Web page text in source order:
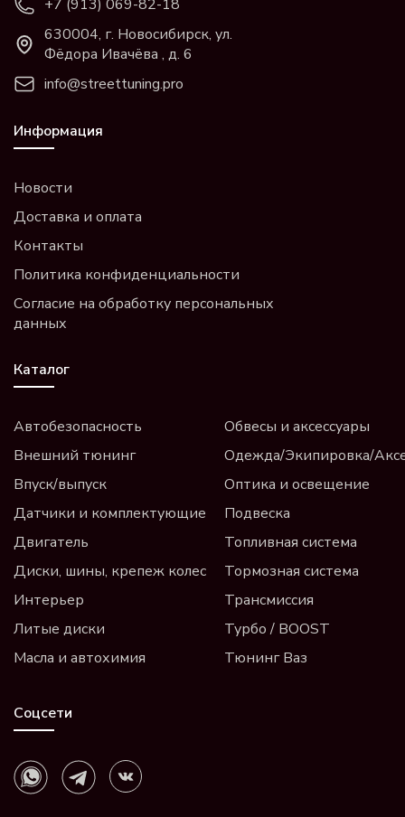
+7 (913) 069-82-18
630004, г. Новосибирск, ул.
Фёдора Ивачёва , д. 6
info@streettuning.pro
Информация
Новости
Доставка и оплата
Контакты
Политика конфиденциальности
Согласие на обработку персональных
данных
Каталог
Автобезопасность
Внешний тюнинг
Впуск/выпуск
Датчики и комплектующие
Двигатель
Диски, шины, крепеж колес
Интерьер
Литые диски
Масла и автохимия
Обвесы и аксессуары
Одежда/Экипировка/
Оптика и освещение
Подвеска
Топливная система
Тормозная система
Трансмиссия
Турбо / BOOST
Тюнинг Ваз
Соцсети